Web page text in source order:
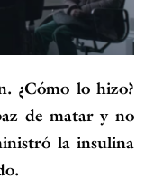
. ¿Cómo lo hizo?
de matar y no
la insulina